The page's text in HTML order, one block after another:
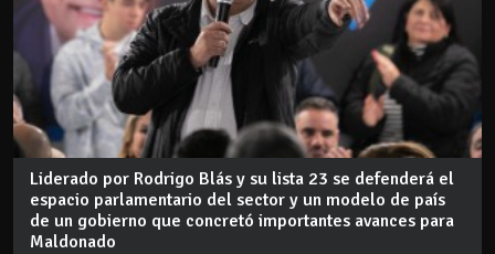
Liderado por Rodrigo Blás y su lista 23 se defenderá el
espacio parlamentario del sector y un modelo de país
de un gobierno que concretó importantes avances para
Maldonado